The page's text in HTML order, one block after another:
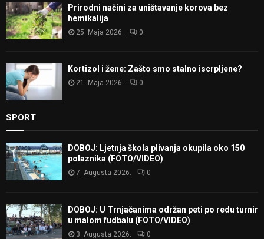
Prirodni načini za uništavanje korova bez
hemikalija
25. Maja 2026. 0
Kortizol i žene: Zašto smo stalno iscrpljene?
21. Maja 2026. 0
SPORT
DOBOJ: Ljetnja škola plivanja okupila oko 150
polaznika (FOTO/VIDEO)
7. Augusta 2026. 0
DOBOJ: U Trnjačanima održan peti po redu turnir
u malom fudbalu (FOTO/VIDEO)
3. Augusta 2026. 0